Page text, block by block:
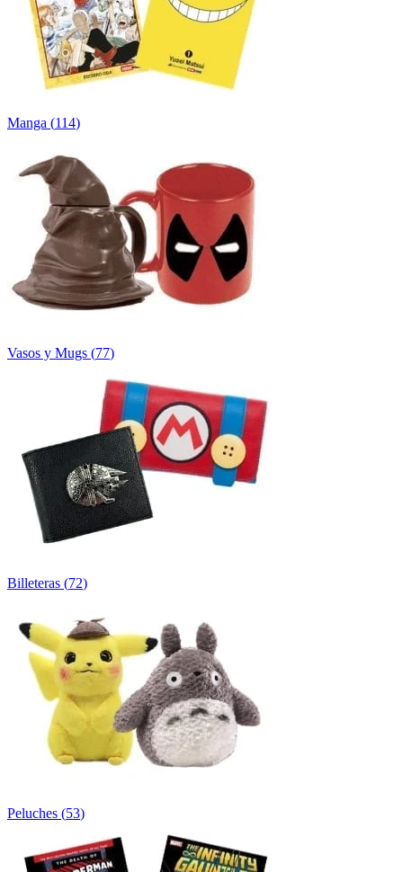
Manga (114)
Vasos y Mugs (77)
Billeteras (72)
Peluches (53)